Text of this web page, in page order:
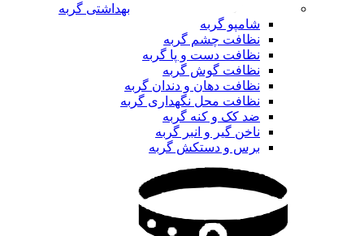
بهداشتی گربه
شامپو گربه
نظافت چشم گربه
نظافت دست و پا گربه
نظافت گوش گربه
نظافت دهان و دندان گربه
نظافت محل نگهداری گربه
ضد کک و کنه گربه
ناخن گیر و انبر گربه
برس و دستکش گربه